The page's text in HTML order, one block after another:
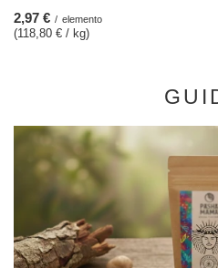
2,97 € / elemento
(118,80 € / kg)